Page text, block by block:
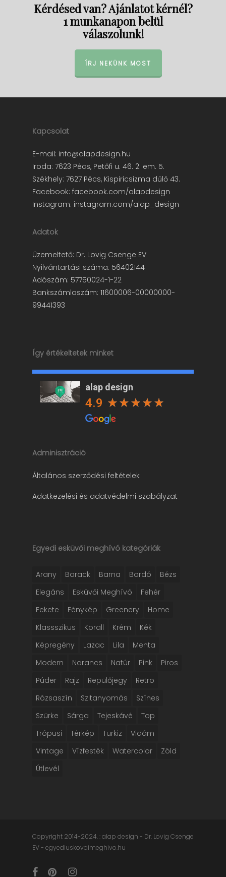
Kérdésed van? Ajánlatot kérnél?
1 munkanapon belül
válaszolunk!
ÍRJ NEKÜNK MOST
Kapcsolat
E-mail: info@alapdesign.hu
Iroda: 7623 Pécs, Petőfi u. 46. 2. em. 5.
Székhely: 7627 Pécs, Kispiricsizma dűlő 43.
Facebook: facebook.com/alapdesign
Instagram: instagram.com/alap_design
Adatok
Üzemeltető: Dr. Lovig Csenge EV
Nyilvántartási száma: 56402144
Adószám: 57750024-1-22
Bankszámlaszám: 11600006-00000000-
99441393
Így értékeltetek minket
alap design
4.9
Adminisztráció
Általános szerződési feltételek
Adatkezelési és adatvédelmi szabályzat
Egyedi esküvői meghívó kategóriák
Arany Barack Barna Bordó
Bézs
Elegáns
Esküvői Meghívó
Fehér
Fekete
Fénykép Greenery
Home
Klassszikus
Korall Krém
Kék
Képregény
Lazac Lila
Menta
Modern
Narancs Natúr Pink
Piros
Púder
Rajz Repülőjegy
Retro
Rózsaszín
Szitanyomás
Színes
Szürke
Sárga Tejeskávé
Top
Trópusi
Térkép Türkiz
Vidám
Vintage
Vízfesték Watercolor
Zöld
Útlevél
Copyright 2014-2024. : alap design - Dr. Lovig Csenge
EV - egyediuskovoimeghivo.hu
facebookpinterestinstagram